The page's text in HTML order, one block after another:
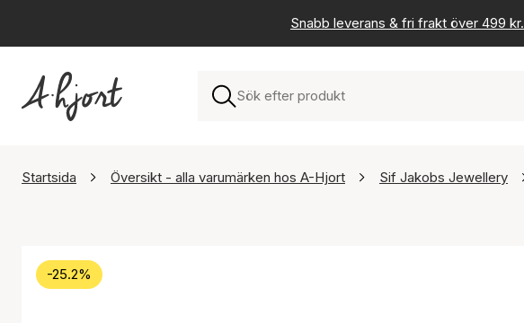
Snabb leverans & fri frakt över 499 kr.
Startsida Översikt - alla varumärken hos A-Hjort Sif Jakobs Jewellery
-25.2%